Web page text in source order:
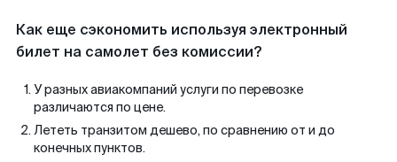
Как еще сэкономить используя электронный
билет на самолет без комиссии?
У разных авиакомпаний услуги по перевозке
различаются по цене.
Лететь транзитом дешево, по сравнению от и до
конечных пунктов.